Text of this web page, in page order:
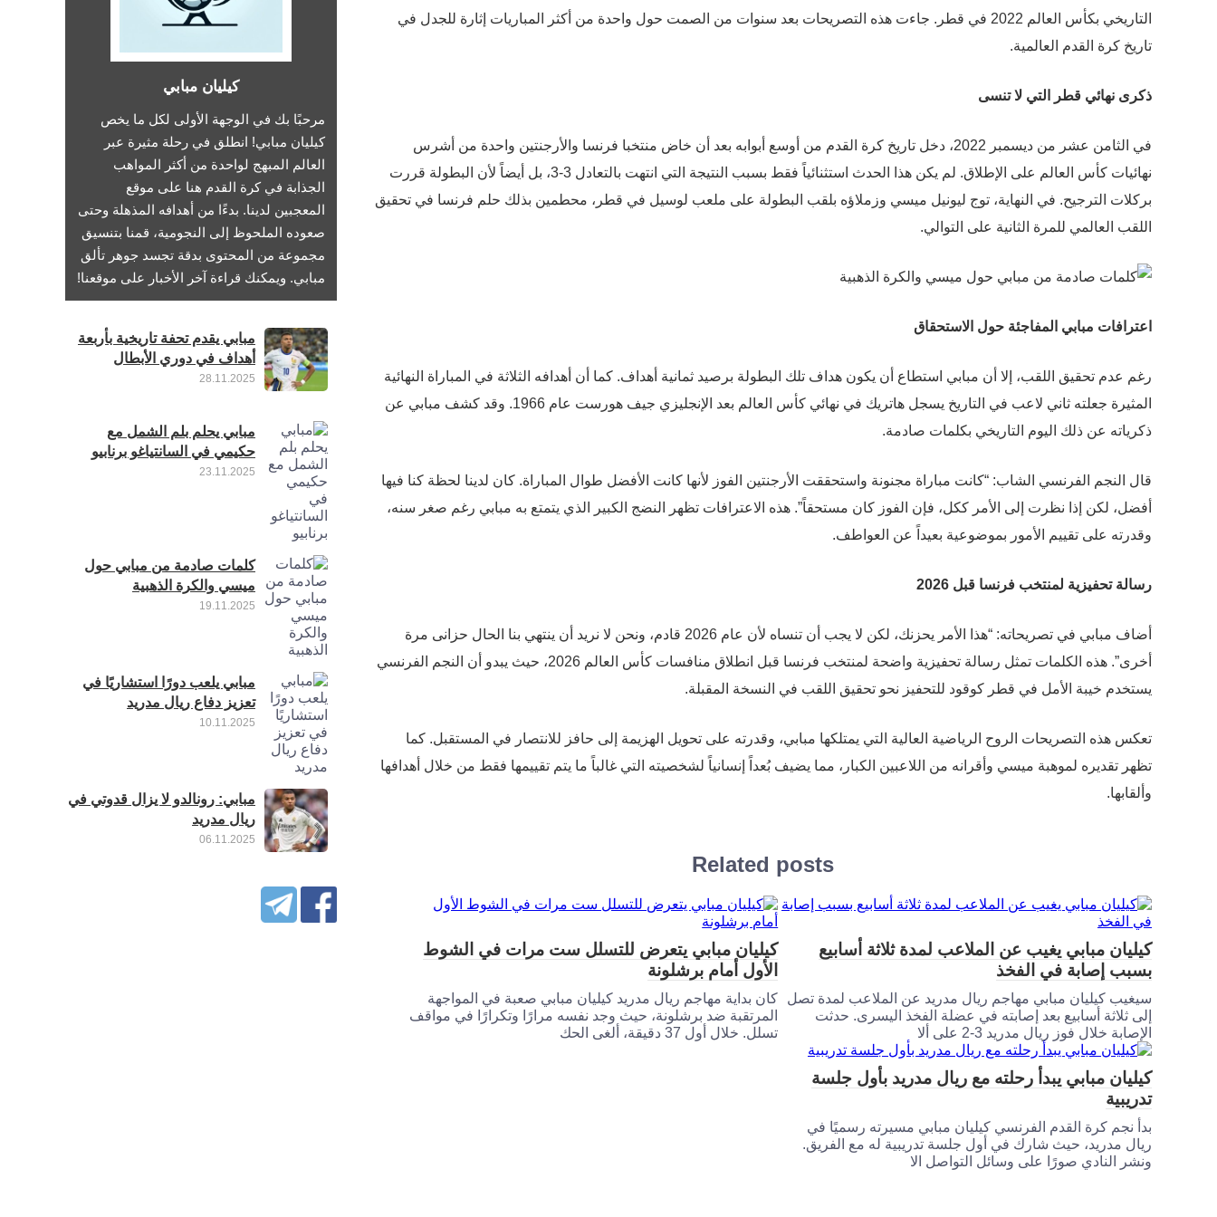
التاريخي بكأس العالم 2022 في قطر. جاءت هذه التصريحات بعد سنوات من الصمت حول واحدة من أكثر المباريات إثارة للجدل في
تاريخ كرة القدم العالمية.
ذكرى نهائي قطر التي لا تنسى
في الثامن عشر من ديسمبر 2022، دخل تاريخ كرة القدم من أوسع أبوابه بعد أن خاض منتخبا فرنسا والأرجنتين واحدة من أشرس
نهائيات كأس العالم على الإطلاق. لم يكن هذا الحدث استثنائياً فقط بسبب النتيجة التي انتهت بالتعادل 3-3، بل أيضاً لأن البطولة قررت
بركلات الترجيح. في النهاية، توج ليونيل ميسي وزملاؤه بلقب البطولة على ملعب لوسيل في قطر، محطمين بذلك حلم فرنسا في تحقيق
اللقب العالمي للمرة الثانية على التوالي.
اعترافات مبابي المفاجئة حول الاستحقاق
رغم عدم تحقيق اللقب، إلا أن مبابي استطاع أن يكون هداف تلك البطولة برصيد ثمانية أهداف. كما أن أهدافه الثلاثة في المباراة النهائية
المثيرة جعلته ثاني لاعب في التاريخ يسجل هاتريك في نهائي كأس العالم بعد الإنجليزي جيف هورست عام 1966. وقد كشف مبابي عن
ذكرياته عن ذلك اليوم التاريخي بكلمات صادمة.
قال النجم الفرنسي الشاب: “كانت مباراة مجنونة واستحققت الأرجنتين الفوز لأنها كانت الأفضل طوال المباراة. كان لدينا لحظة كنا فيها
أفضل، لكن إذا نظرت إلى الأمر ككل، فإن الفوز كان مستحقاً”. هذه الاعترافات تظهر النضج الكبير الذي يتمتع به مبابي رغم صغر سنه،
وقدرته على تقييم الأمور بموضوعية بعيداً عن العواطف.
رسالة تحفيزية لمنتخب فرنسا قبل 2026
أضاف مبابي في تصريحاته: “هذا الأمر يحزنك، لكن لا يجب أن تنساه لأن عام 2026 قادم، ونحن لا نريد أن ينتهي بنا الحال حزانى مرة
أخرى”. هذه الكلمات تمثل رسالة تحفيزية واضحة لمنتخب فرنسا قبل انطلاق منافسات كأس العالم 2026، حيث يبدو أن النجم الفرنسي
يستخدم خيبة الأمل في قطر كوقود للتحفيز نحو تحقيق اللقب في النسخة المقبلة.
تعكس هذه التصريحات الروح الرياضية العالية التي يمتلكها مبابي، وقدرته على تحويل الهزيمة إلى حافز للانتصار في المستقبل. كما
تظهر تقديره لموهبة ميسي وأقرانه من اللاعبين الكبار، مما يضيف بُعداً إنسانياً لشخصيته التي غالباً ما يتم تقييمها فقط من خلال أهدافها
وألقابها.
Related posts
كيليان مبابي يغيب عن الملاعب لمدة ثلاثة أسابيع
بسبب إصابة في الفخذ
سيغيب كيليان مبابي مهاجم ريال مدريد عن الملاعب لمدة تصل
إلى ثلاثة أسابيع بعد إصابته في عضلة الفخذ اليسرى. حدثت
الإصابة خلال فوز ريال مدريد 3-2 على ألا
كيليان مبابي يتعرض للتسلل ست مرات في الشوط
الأول أمام برشلونة
كان بداية مهاجم ريال مدريد كيليان مبابي صعبة في المواجهة
المرتقبة ضد برشلونة، حيث وجد نفسه مرارًا وتكرارًا في مواقف
تسلل. خلال أول 37 دقيقة، ألغى الحك
كيليان مبابي يبدأ رحلته مع ريال مدريد بأول جلسة
تدريبية
بدأ نجم كرة القدم الفرنسي كيليان مبابي مسيرته رسميًا في
ريال مدريد، حيث شارك في أول جلسة تدريبية له مع الفريق.
ونشر النادي صورًا على وسائل التواصل الا
كيليان مبابي
مرحبًا بك في الوجهة الأولى لكل ما يخص
كيليان مبابي! انطلق في رحلة مثيرة عبر
العالم المبهج لواحدة من أكثر المواهب
الجذابة في كرة القدم هنا على موقع
المعجبين لدينا. بدءًا من أهدافه المذهلة وحتى
صعوده الملحوظ إلى النجومية، قمنا بتنسيق
مجموعة من المحتوى بدقة تجسد جوهر تألق
مبابي. ويمكنك قراءة آخر الأخبار على موقعنا!
مبابي يقدم تحفة تاريخية بأربعة
أهداف في دوري الأبطال
28.11.2025
مبابي يحلم بلم الشمل مع
حكيمي في السانتياغو برنابيو
23.11.2025
كلمات صادمة من مبابي حول
ميسي والكرة الذهبية
19.11.2025
مبابي يلعب دورًا استشاريًا في
تعزيز دفاع ريال مدريد
10.11.2025
مبابي: رونالدو لا يزال قدوتي في
ريال مدريد
06.11.2025